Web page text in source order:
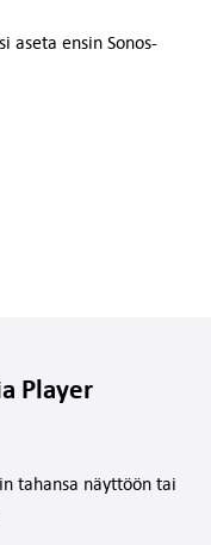
aseta ensin Sonos-
Player
tahansa näyttöön tai